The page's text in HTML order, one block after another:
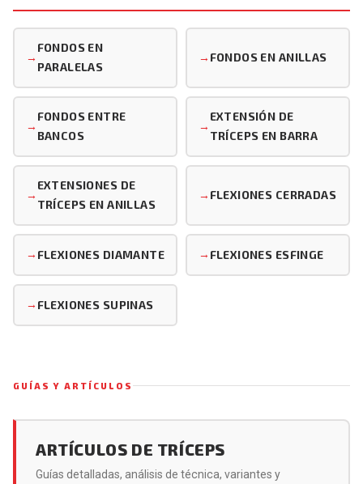
FONDOS EN
PARALELAS
FONDOS EN ANILLAS
FONDOS ENTRE
BANCOS
EXTENSIÓN DE
TRÍCEPS EN BARRA
EXTENSIONES DE
TRÍCEPS EN ANILLAS
FLEXIONES CERRADAS
FLEXIONES DIAMANTE FLEXIONES ESFINGE
FLEXIONES SUPINAS
GUÍAS Y ARTÍCULOS
ARTÍCULOS DE TRÍCEPS
Guías detalladas, análisis de técnica, variantes y